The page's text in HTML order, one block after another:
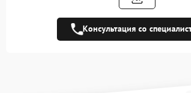
Замена чипов памяти
Обновление/
500
Консультация со